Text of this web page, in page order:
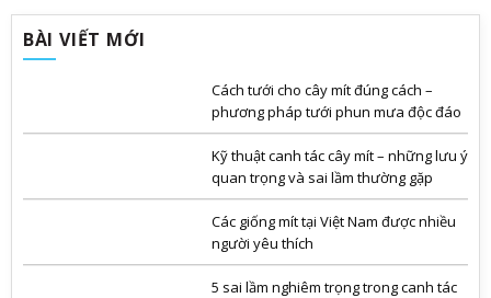
BÀI VIẾT MỚI
Cách tưới cho cây mít đúng cách –
phương pháp tưới phun mưa độc đáo
Kỹ thuật canh tác cây mít – những lưu ý
quan trọng và sai lầm thường gặp
Các giống mít tại Việt Nam được nhiều
người yêu thích
5 sai lầm nghiêm trọng trong canh tác